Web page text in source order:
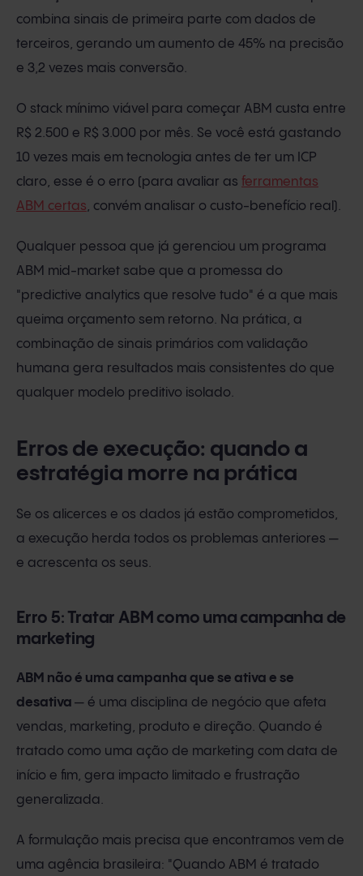
combina sinais de primeira parte com dados de
terceiros, gerando um aumento de 45% na precisão
e 3,2 vezes mais conversão.
O stack mínimo viável para começar ABM custa entre
R$ 2.500 e R$ 3.000 por mês. Se você está gastando
10 vezes mais em tecnologia antes de ter um ICP
claro, esse é o erro (para avaliar as ferramentas
ABM certas, convém analisar o custo-benefício real).
Qualquer pessoa que já gerenciou um programa
ABM mid-market sabe que a promessa do
"predictive analytics que resolve tudo" é a que mais
queima orçamento sem retorno. Na prática, a
combinação de sinais primários com validação
humana gera resultados mais consistentes do que
qualquer modelo preditivo isolado.
Erros de execução: quando a
estratégia morre na prática
Se os alicerces e os dados já estão comprometidos,
a execução herda todos os problemas anteriores —
e acrescenta os seus.
Erro 5: Tratar ABM como uma campanha de
marketing
ABM não é uma campanha que se ativa e se
desativa — é uma disciplina de negócio que afeta
vendas, marketing, produto e direção. Quando é
tratado como uma ação de marketing com data de
início e fim, gera impacto limitado e frustração
generalizada.
A formulação mais precisa que encontramos vem de
uma agência brasileira: "Quando ABM é tratado